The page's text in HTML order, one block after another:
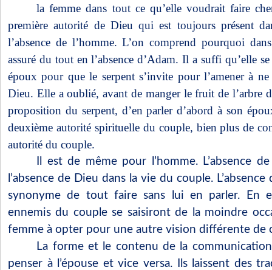
la femme dans tout ce qu’elle voudrait faire
première autorité de Dieu qui est toujours présent
l’absence de l’homme. L’on comprend pourquoi
assuré du tout en l’absence d’Adam. Il a suffi qu’elle
époux pour que le serpent s’invite pour l’amener à
Dieu. Elle a oublié, avant de manger le fruit de l’arbre
proposition du serpent, d’en parler d’abord à son
deuxième autorité spirituelle du couple, bien plus de
autorité du couple.
Il est de même pour l’homme. L’absence
l’absence de Dieu dans la vie du couple. L’absence
synonyme de tout faire sans lui en parler. En
ennemis du couple se saisiront de la moindre
femme à opter pour une autre vision différente de
La forme et le contenu de la
penser à l’épouse et vice versa. Ils laissent des